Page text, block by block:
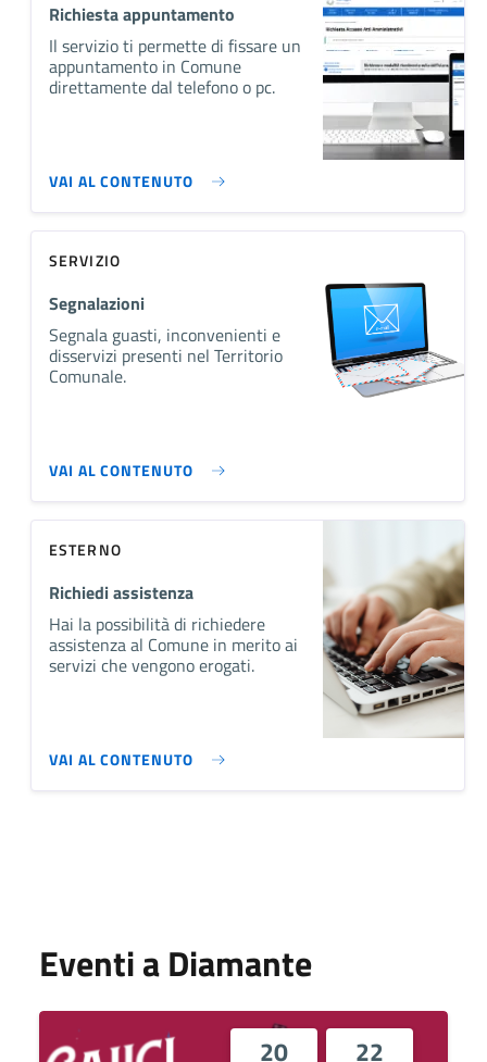
Richiesta appuntamento
Il servizio ti permette di fissare un
appuntamento in Comune
direttamente dal telefono o pc.
VAI AL CONTENUTO
SERVIZIO
Segnalazioni
Segnala guasti, inconvenienti e
disservizi presenti nel Territorio
Comunale.
VAI AL CONTENUTO
ESTERNO
Richiedi assistenza
Hai la possibilità di richiedere
assistenza al Comune in merito ai
servizi che vengono erogati.
VAI AL CONTENUTO
Eventi a Diamante
20 22